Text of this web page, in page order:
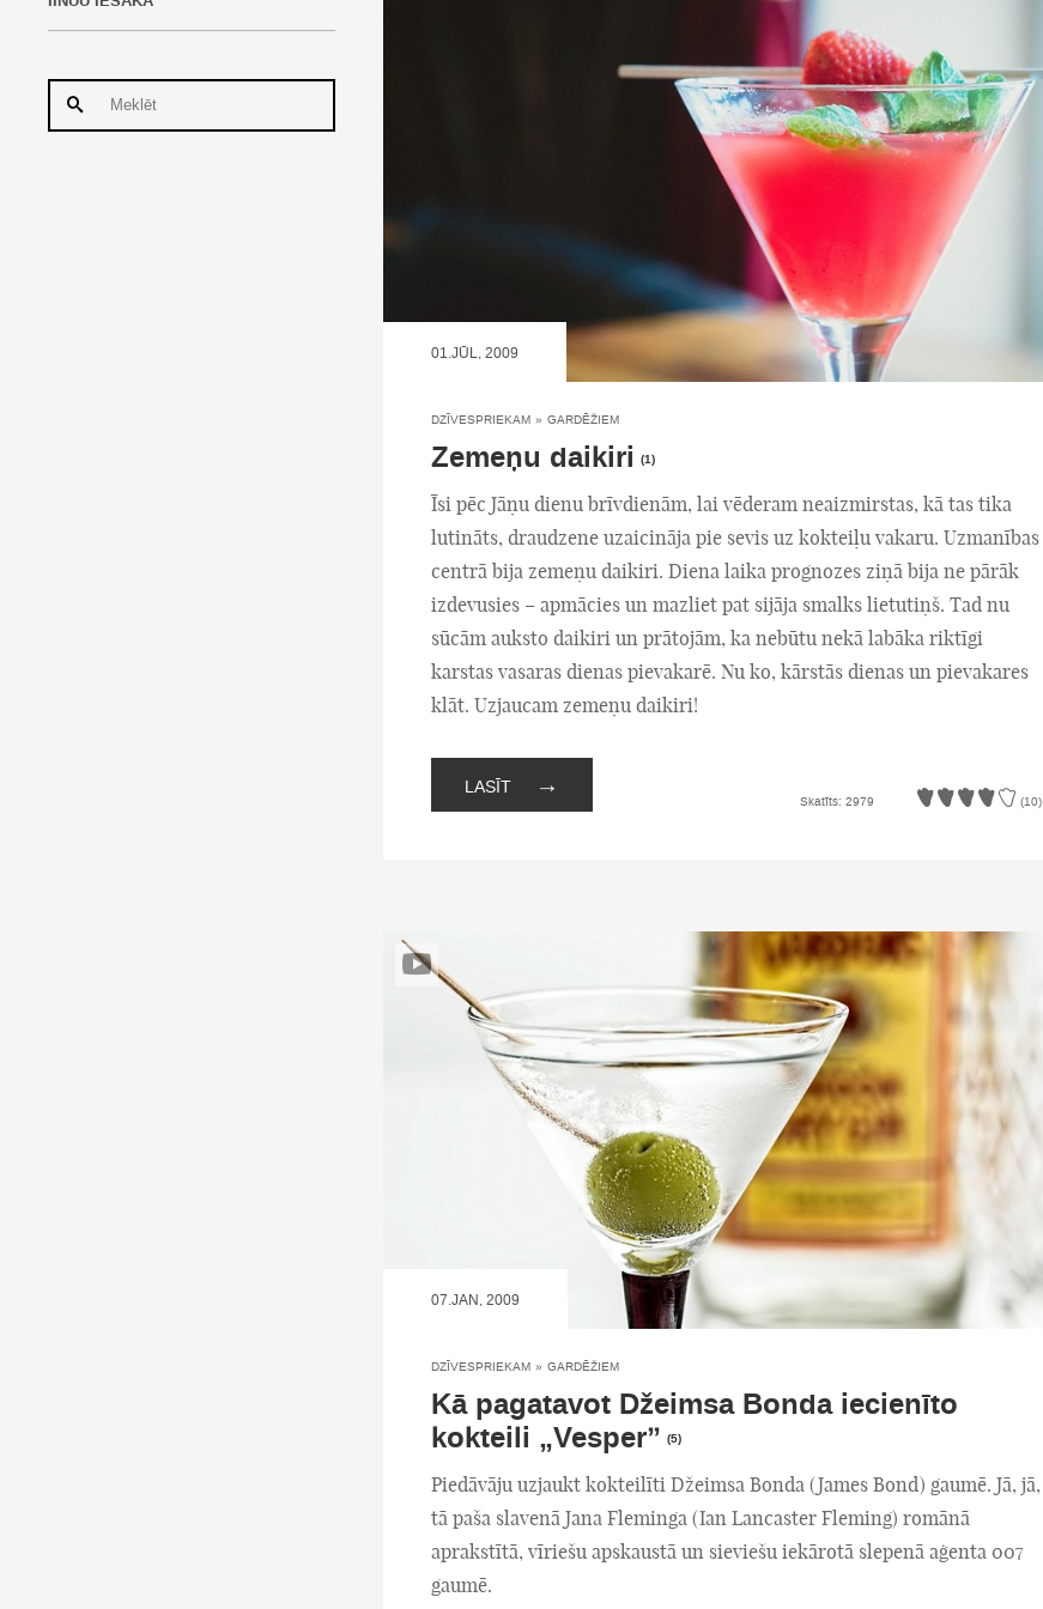
01.JŪL, 2009
DZĪVESPRIEKAM » GARDĒŽIEM
Zemeņu daikiri (1)
Īsi pēc Jāņu dienu brīvdienām, lai vēderam neaizmirstas, kā tas tika
lutināts, draudzene uzaicināja pie sevis uz kokteiļu vakaru. Uzmanības
centrā bija zemeņu daikiri. Diena laika prognozes ziņā bija ne pārāk
izdevusies – apmācies un mazliet pat sijāja smalks lietutiņš. Tad nu
sūcām auksto daikiri un prātojām, ka nebūtu nekā labāka riktīgi
karstas vasaras dienas pievakarē. Nu ko, kārstās dienas un pievakares
klāt. Uzjaucam zemeņu daikiri!
LASĪT →
Skatīts: 2979 (10)
07.JAN, 2009
DZĪVESPRIEKAM » GARDĒŽIEM
Kā pagatavot Džeimsa Bonda iecienīto
kokteili „Vesper” (5)
Piedāvāju uzjaukt kokteilīti Džeimsa Bonda (James Bond) gaumē. Jā, jā,
tā paša slavenā Jana Fleminga (Ian Lancaster Fleming) romānā
aprakstītā, vīriešu apskaustā un sieviešu iekārotā slepenā aģenta 007
gaumē.